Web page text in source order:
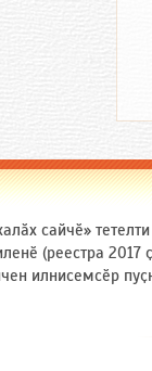
сайчӗ»
(реестра
илнисемсӗр